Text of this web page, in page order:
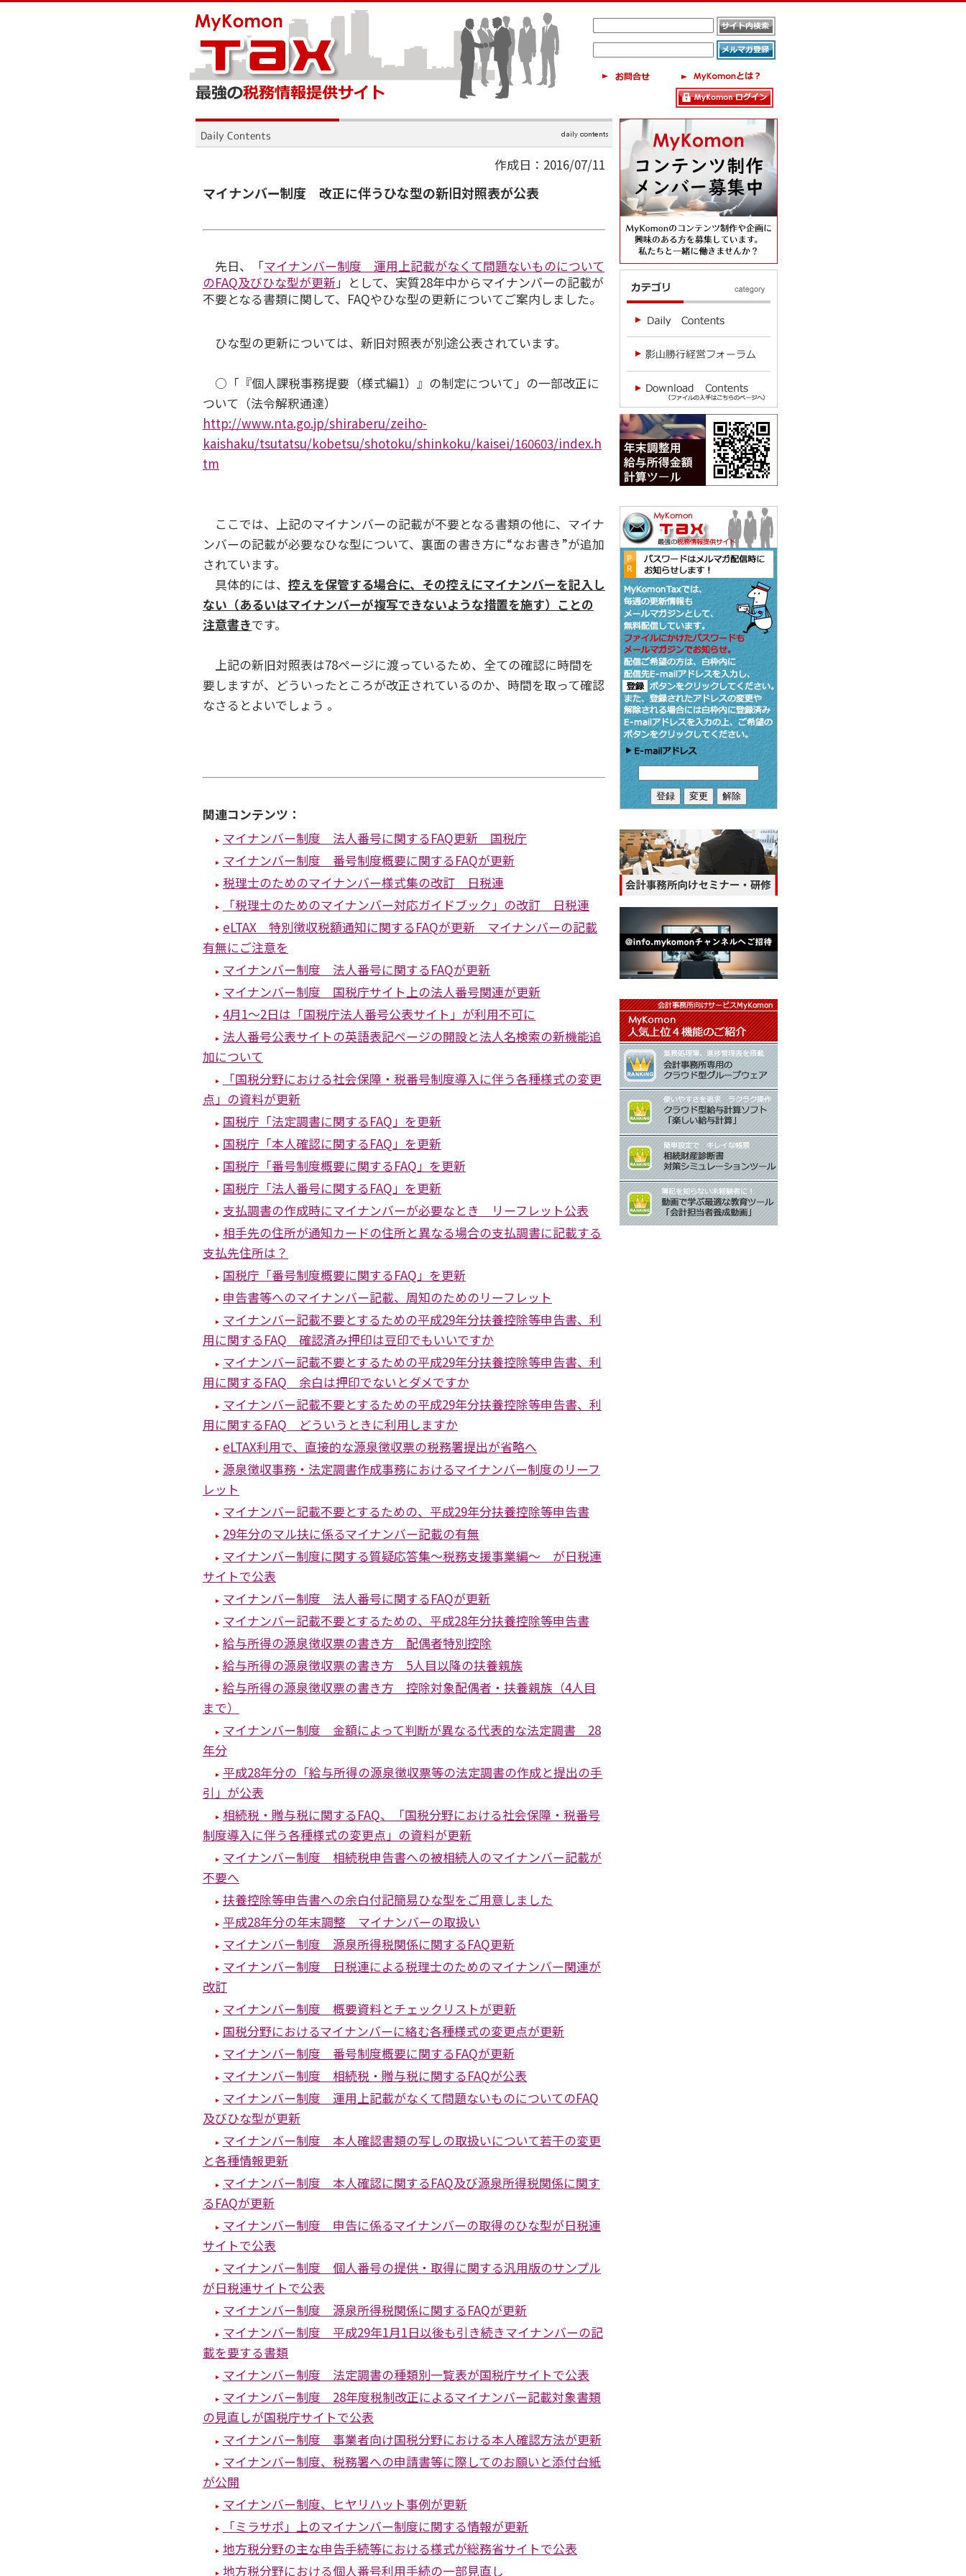
作成日：2016/07/11
マイナンバー制度 改正に伴うひな型の新旧対照表が公表
先日、「マイナンバー制度 運用上記載がなくて問題ないものについて
のFAQ及びひな型が更新 」として、実質28年中からマイナンバーの記載が
不要となる書類に関して、FAQやひな型の更新についてご案内しました。
ひな型の更新については、新旧対照表が別途公表されています。
○「『個人課税事務提要（様式編1）』の制定について」の一部改正に
ついて（法令解釈通達）
http://www.nta.go.jp/shiraberu/zeiho-
kaishaku/tsutatsu/kobetsu/shotoku/shinkoku/kaisei/160603/index.h
tm
ここでは、上記のマイナンバーの記載が不要となる書類の他に、マイナ
ンバーの記載が必要なひな型について、裏面の書き方に“なお書き”が追加
されています。
具体的には、 控えを保管する場合に、その控えにマイナンバーを記入し
ない（あるいはマイナンバーが複写できないような措置を施す）ことの
注意書きです。
上記の新旧対照表は78ページに渡っているため、全ての確認に時間を
要しますが、どういったところが改正されているのか、時間を取って確認
なさるとよいでしょう 。
関連コンテンツ：
マイナンバー制度 法人番号に関するFAQ更新 国税庁
マイナンバー制度 番号制度概要に関するFAQが更新
税理士のためのマイナンバー様式集の改訂 日税連
「税理士のためのマイナンバー対応ガイドブック」の改訂 日税連
eLTAX 特別徴収税額通知に関するFAQが更新 マイナンバーの記載
有無にご注意を
マイナンバー制度 法人番号に関するFAQが更新
マイナンバー制度 国税庁サイト上の法人番号関連が更新
4月1～2日は「国税庁法人番号公表サイト」が利用不可に
法人番号公表サイトの英語表記ページの開設と法人名検索の新機能追
加について
「国税分野における社会保障・税番号制度導入に伴う各種様式の変更
点」の資料が更新
国税庁「法定調書に関するFAQ」を更新
国税庁「本人確認に関するFAQ」を更新
国税庁「番号制度概要に関するFAQ」を更新
国税庁「法人番号に関するFAQ」を更新
支払調書の作成時にマイナンバーが必要なとき リーフレット公表
相手先の住所が通知カードの住所と異なる場合の支払調書に記載する
支払先住所は？
国税庁「番号制度概要に関するFAQ」を更新
申告書等へのマイナンバー記載、周知のためのリーフレット
マイナンバー記載不要とするための平成29年分扶養控除等申告書、利
用に関するFAQ 確認済み押印は豆印でもいいですか
マイナンバー記載不要とするための平成29年分扶養控除等申告書、利
用に関するFAQ 余白は押印でないとダメですか
マイナンバー記載不要とするための平成29年分扶養控除等申告書、利
用に関するFAQ どういうときに利用しますか
eLTAX利用で、直接的な源泉徴収票の税務署提出が省略へ
源泉徴収事務・法定調書作成事務におけるマイナンバー制度のリーフ
レット
マイナンバー記載不要とするための、平成29年分扶養控除等申告書
29年分のマル扶に係るマイナンバー記載の有無
マイナンバー制度に関する質疑応答集～税務支援事業編～ が日税連
サイトで公表
マイナンバー制度 法人番号に関するFAQが更新
マイナンバー記載不要とするための、平成28年分扶養控除等申告書
給与所得の源泉徴収票の書き方 配偶者特別控除
給与所得の源泉徴収票の書き方 5人目以降の扶養親族
給与所得の源泉徴収票の書き方 控除対象配偶者・扶養親族（4人目
まで）
マイナンバー制度 金額によって判断が異なる代表的な法定調書 28
年分
平成28年分の「給与所得の源泉徴収票等の法定調書の作成と提出の手
引」が公表
相続税・贈与税に関するFAQ、「国税分野における社会保障・税番号
制度導入に伴う各種様式の変更点」の資料が更新
マイナンバー制度 相続税申告書への被相続人のマイナンバー記載が
不要へ
扶養控除等申告書への余白付記簡易ひな型をご用意しました
平成28年分の年末調整 マイナンバーの取扱い
マイナンバー制度 源泉所得税関係に関するFAQ更新
マイナンバー制度 日税連による税理士のためのマイナンバー関連が
改訂
マイナンバー制度 概要資料とチェックリストが更新
国税分野におけるマイナンバーに絡む各種様式の変更点が更新
マイナンバー制度 番号制度概要に関するFAQが更新
マイナンバー制度 相続税・贈与税に関するFAQが公表
マイナンバー制度 運用上記載がなくて問題ないものについてのFAQ
及びひな型が更新
マイナンバー制度 本人確認書類の写しの取扱いについて若干の変更
と各種情報更新
マイナンバー制度 本人確認に関するFAQ及び源泉所得税関係に関す
るFAQが更新
マイナンバー制度 申告に係るマイナンバーの取得のひな型が日税連
サイトで公表
マイナンバー制度 個人番号の提供・取得に関する汎用版のサンプル
が日税連サイトで公表
マイナンバー制度 源泉所得税関係に関するFAQが更新
マイナンバー制度 平成29年1月1日以後も引き続きマイナンバーの記
載を要する書類
マイナンバー制度 法定調書の種類別一覧表が国税庁サイトで公表
マイナンバー制度 28年度税制改正によるマイナンバー記載対象書類
の見直しが国税庁サイトで公表
マイナンバー制度 事業者向け国税分野における本人確認方法が更新
マイナンバー制度、税務署への申請書等に際してのお願いと添付台紙
が公開
マイナンバー制度、ヒヤリハット事例が更新
「ミラサポ」上のマイナンバー制度に関する情報が更新
地方税分野の主な申告手続等における様式が総務省サイトで公表
地方税分野における個人番号利用手続の一部見直し